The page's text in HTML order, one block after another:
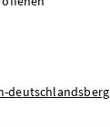
deutschlandsberg